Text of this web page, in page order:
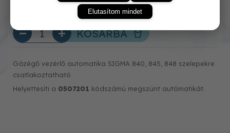
KOSÁRBA
Gázégő vezérlő automatika SIGMA 840, 845, 848 szelepekre
csatlakoztatható
Helyettesíti a 0507201 kódszámú megszünt autómatikát.
Elutasítom mindet